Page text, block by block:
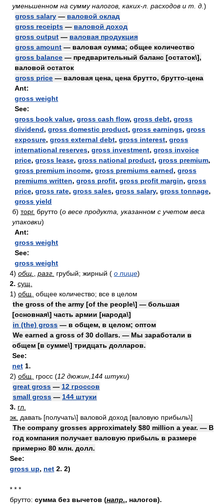
уменьшенном на сумму налогов, каких-л. расходов и т. д. )
gross salary — валовой оклад
gross receipts — валовой доход
gross output — валовая продукция
gross amount — валовая сумма; общее количество
gross balance — предварительный баланс [остаток\],
валовой остаток
gross price — валовая цена, цена брутто, брутто-цена
Ant:
gross weight
See:
gross book value, gross cash flow, gross debt, gross
dividend, gross domestic product, gross earnings, gross
exposure, gross external debt, gross interest, gross
international reserves, gross investment, gross invoice
price, gross lease, gross national product, gross premium,
gross premium income, gross premiums earned, gross
premiums written, gross profit, gross profit margin, gross
price, gross rate, gross sales, gross salary, gross tonnage,
gross yield
б) торг. брутто (о весе продукта, указанном с учетом веса
упаковки)
Ant:
gross weight
See:
gross weight
4) общ. разг. грубый; жирный ( о пище)
2. сущ.
1) общ. общее количество; все в целом
the gross of the army [of the people\] — большая
[основная\] часть армии [народа\]
in (the) gross — в общем, в целом; оптом
We earned a gross of 30 dollars. — Мы заработали в
общем [в сумме\] тридцать долларов.
See:
net 1.
2) общ. гросс (12 дюжин,144 штуки)
great gross — 12 гроссов
small gross — 144 штуки
3. гл.
эк. давать [получать\] валовой доход [валовую прибыль\]
The company grosses approximately $80 million a year. — В
год компания получает валовую прибыль в размере
примерно 80 млн. долл.
See:
gross up, net 2. 2)
* * *
брутто: сумма без вычетов (напр., налогов).